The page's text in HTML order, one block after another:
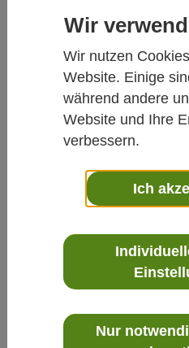
Wir
Wir nutzen
Website. Einige
während andere
Website und Ihre
verbessern.
Ich
Nur